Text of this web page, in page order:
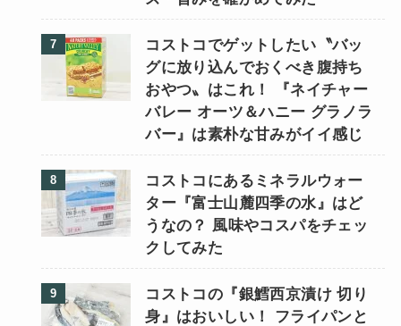
コストコでゲットしたい〝バッ
グに放り込んでおくべき腹持ち
おやつ〟はこれ！ 『ネイチャー
バレー オーツ＆ハニー グラノラ
バー』は素朴な甘みがイイ感じ
コストコにあるミネラルウォー
ター『富士山麓四季の水』はど
うなの？ 風味やコスパをチェッ
クしてみた
コストコの『銀鱈西京漬け 切り
身』はおいしい！ フライパンと